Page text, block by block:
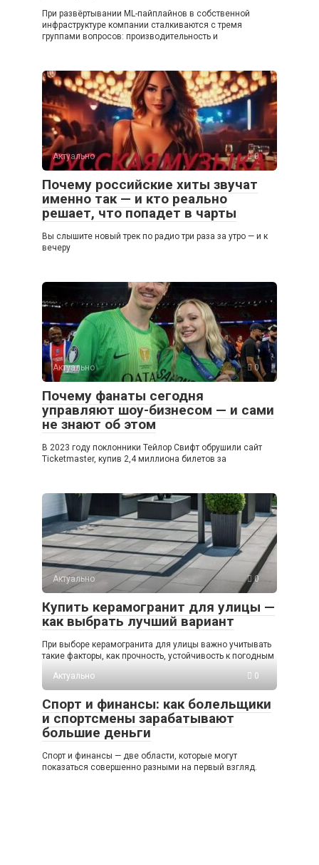
При развёртывании ML-пайплайнов в собственной
инфраструктуре компании сталкиваются с тремя
группами вопросов: производительность и
Актуально 0
Почему российские хиты звучат
именно так — и кто реально
решает, что попадет в чарты
Вы слышите новый трек по радио три раза за утро — и к
вечеру
Актуально 0
Почему фанаты сегодня
управляют шоу-бизнесом — и сами
не знают об этом
В 2023 году поклонники Тейлор Свифт обрушили сайт
Ticketmaster, купив 2,4 миллиона билетов за
Актуально 0
Купить керамогранит для улицы —
как выбрать лучший вариант
При выборе керамогранита для улицы важно учитывать
такие факторы, как прочность, устойчивость к погодным
Актуально
0
Спорт и финансы: как болельщики
и спортсмены зарабатывают
большие деньги
Спорт и финансы — две области, которые могут
показаться совершенно разными на первый взгляд.